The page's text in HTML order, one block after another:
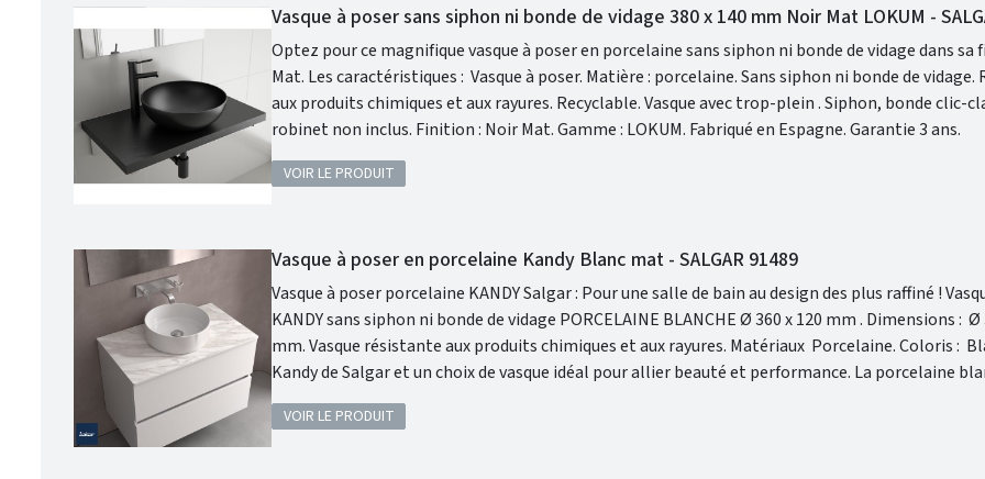
Vasque à poser sans siphon ni bonde de vidage 380 x 140 mm Noir Mat LOKUM -
Optez pour ce magnifique vasque à poser en porcelaine sans siphon ni bonde de vidage dans
Mat. Les caractéristiques : Vasque à poser. Matière : porcelaine. Sans siphon ni bonde de vidage. Résistante
aux produits chimiques et aux rayures. Recyclable. Vasque avec trop-plein . Siphon, bonde clic-clac et
robinet non inclus. Finition : Noir Mat. Gamme : LOKUM. Fabriqué en Espagne. Garantie 3 ans.
VOIR LE PRODUIT
Vasque à poser en porcelaine Kandy Blanc mat - SALGAR 91489
Vasque à poser porcelaine KANDY Salgar : Pour une salle de bain au design des plus raffiné ! Vasque à poser
KANDY sans siphon ni bonde de vidage PORCELAINE BLANCHE Ø 360 x 120 mm . Dimensions : Ø 360 x 120
mm. Vasque résistante aux produits chimiques et aux rayures. Matériaux Porcelaine. Coloris : Blanc mat.
Kandy de Salgar et un choix de vasque idéal pour allier beauté et performance. La porcelaine blanche
recyclable garantit une brillance durable et la forme ronde de la vasque apporte une touche de
VOIR LE PRODUIT